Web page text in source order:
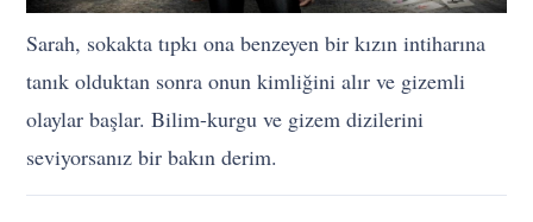
Sarah, sokakta tıpkı ona benzeyen bir kızın intiharına
tanık olduktan sonra onun kimliğini alır ve gizemli
olaylar başlar. Bilim-kurgu ve gizem dizilerini
seviyorsanız bir bakın derim.